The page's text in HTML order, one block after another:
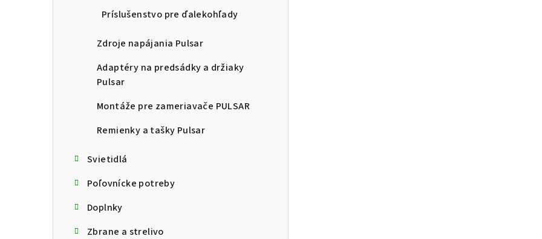
Príslušenstvo pre ďalekohľady
Zdroje napájania Pulsar
Adaptéry na predsádky a držiaky
Pulsar
Montáže pre zameriavače PULSAR
Remienky a tašky Pulsar
Svietidlá
Poľovnícke potreby
Doplnky
Zbrane a strelivo